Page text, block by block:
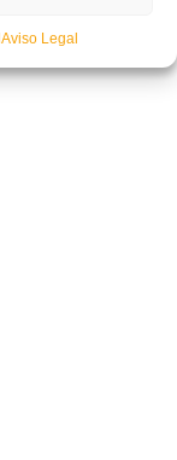
Aviso Legal